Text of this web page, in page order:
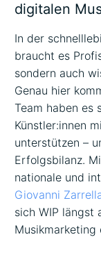
digitalen
In der
braucht es
sondern auch
Genau hier
Team haben es
Künstler:innen
unterstützen –
Erfolgsbilanz.
nationale und
Giovanni
sich WIP längst
Musikmarketing